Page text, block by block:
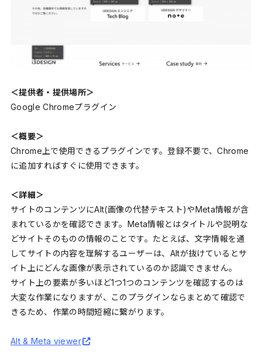
＜提供者・提供場所＞
Google Chromeプラグイン
＜概要＞
Chrome上で使用できるプラグインです。登録不要で、Chrome
に追加すればすぐに使用できます。
＜詳細＞
サイトのコンテンツにAlt(画像の代替テキスト)やMeta情報が含
まれているかを確認できます。Meta情報とはタイトルや説明な
どサイトそのものの情報のことです。たとえば、文字情報を通
してサイトの内容を理解するユーザーは、Altが抜けているとサ
イト上にどんな画像が表示されているのか認識できません。
サイト上の要素が多いほど1つ1つのコンテンツを確認するのは
大変な作業になりますが、このプラグインならまとめて確認で
きるため、作業の時間短縮に繋がります。
Alt & Meta viewer